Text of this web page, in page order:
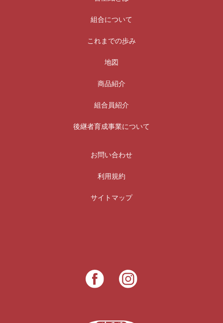
組合について
これまでの歩み
地図
商品紹介
組合員紹介
後継者育成事業について
お問い合わせ
利用規約
サイトマップ